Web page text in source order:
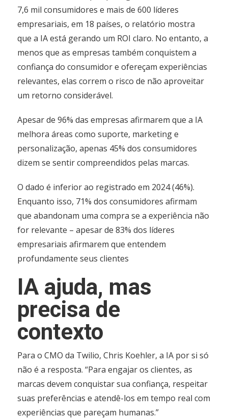
7,6 mil consumidores e mais de 600 líderes
empresariais, em 18 países, o relatório mostra
que a IA está gerando um ROI claro. No entanto, a
menos que as empresas também conquistem a
confiança do consumidor e ofereçam experiências
relevantes, elas correm o risco de não aproveitar
um retorno considerável.
Apesar de 96% das empresas afirmarem que a IA
melhora áreas como suporte, marketing e
personalização, apenas 45% dos consumidores
dizem se sentir compreendidos pelas marcas.
O dado é inferior ao registrado em 2024 (46%).
Enquanto isso, 71% dos consumidores afirmam
que abandonam uma compra se a experiência não
for relevante – apesar de 83% dos líderes
empresariais afirmarem que entendem
profundamente seus clientes
IA ajuda, mas
precisa de
contexto
Para o CMO da Twilio, Chris Koehler, a IA por si só
não é a resposta. “Para engajar os clientes, as
marcas devem conquistar sua confiança, respeitar
suas preferências e atendê-los em tempo real com
experiências que pareçam humanas.”